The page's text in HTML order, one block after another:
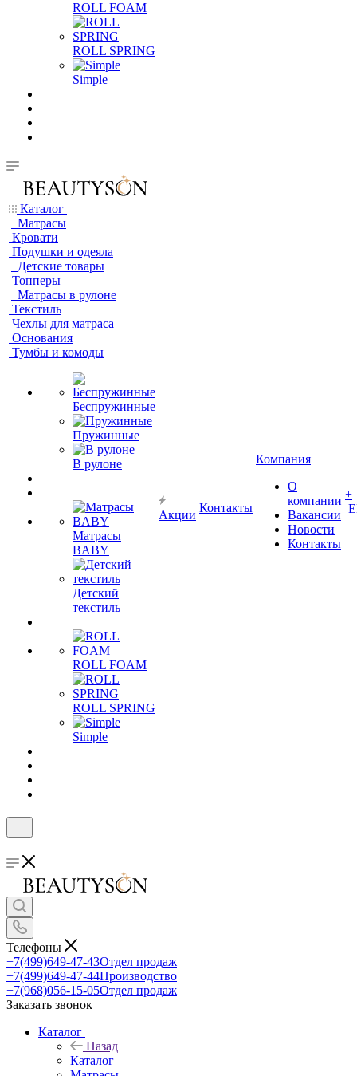
ROLL FOAM
ROLL SPRING
Simple
Каталог
Матрасы
Кровати
Подушки и одеяла
Детские товары
Топперы
Матрасы в рулоне
Текстиль
Чехлы для матраса
Основания
Тумбы и комоды
Беспружинные
Пружинные
В рулоне
Матрасы
BABY
Детский
текстиль
ROLL FOAM
ROLL SPRING
Simple
Акции
Контакты
Компания
О
компании
Вакансии
Новости
Контакты
+
Телефоны
+7(499)649-47-43Отдел продаж
+7(499)649-47-44Производство
+7(968)056-15-05Отдел продаж
Заказать звонок
Каталог
Назад
Каталог